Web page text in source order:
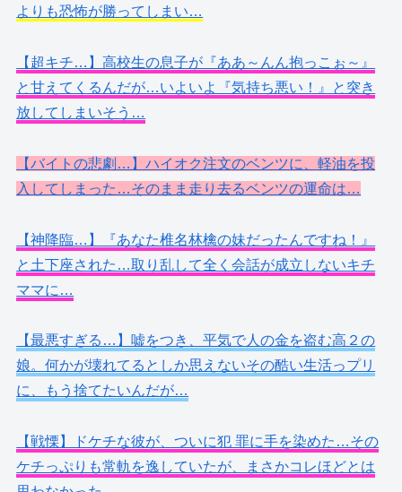
よりも恐怖が勝ってしまい…
【超キチ…】高校生の息子が『ああ～んん抱っこぉ～』
と甘えてくるんだが…いよいよ『気持ち悪い！』と突き
放してしまいそう…
【バイトの悲劇…】ハイオク注文のベンツに、軽油を投
入してしまった…そのまま走り去るベンツの運命は…
【神降臨…】『あなた椎名林檎の妹だったんですね！』
と土下座された…取り乱して全く会話が成立しないキチ
ママに…
【最悪すぎる…】嘘をつき、平気で人の金を盗む高２の
娘。何かが壊れてるとしか思えないその酷い生活っプリ
に、もう捨てたいんだが…
【戦慄】ドケチな彼が、ついに犯 罪に手を染めた…その
ケチっぷりも常軌を逸していたが、まさかコレほどとは